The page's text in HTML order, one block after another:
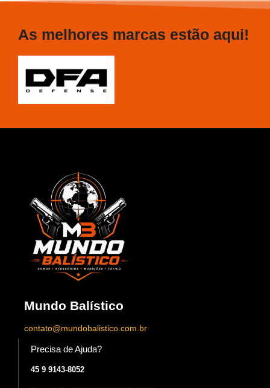
As melhores marcas estão aqui!
Mundo Balístico
contato@mundobalistico.com.br
Precisa de Ajuda?
45 9 9143-8052